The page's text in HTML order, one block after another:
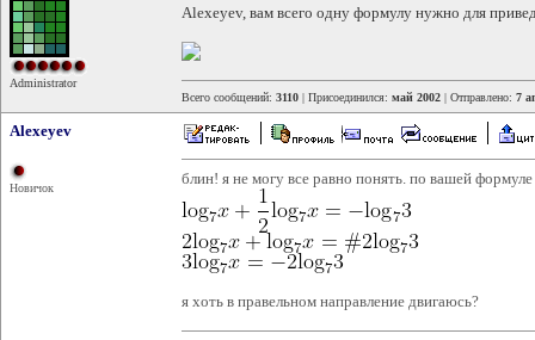
Administrator
Alexeyev, вам всего одну формулу нужно для
Всего сообщений: 3110 | Присоединился: май 2002 | Отправлено: 7
Alexeyev
Новичок
блин! я не могу все равно понять. по вашей
я хоть в правельном направление двигаюсь?